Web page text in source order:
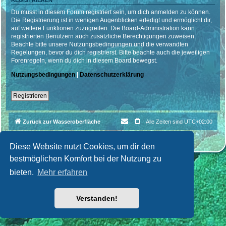
Diese Website nutzt Cookies, um dir den
bestmöglichen Komfort bei der Nutzung zu
bieten. Mehr erfahren
Verstanden!
Du musst in diesem Forum registriert sein, um dich anmelden zu können.
Die Registrierung ist in wenigen Augenblicken erledigt und ermöglicht dir,
auf weitere Funktionen zuzugreifen. Die Board-Administration kann
registrierten Benutzern auch zusätzliche Berechtigungen zuweisen.
Beachte bitte unsere Nutzungsbedingungen und die verwandten
Regelungen, bevor du dich registrierst. Bitte beachte auch die jeweiligen
Forenregeln, wenn du dich in diesem Board bewegst.
Nutzungsbedingungen | Datenschutzerklärung
Registrieren
Zurück zur Wasseroberfläche Alle Zeiten sind UTC+02:00
Deutsche Übersetzung durch
phpBB.de| Style par